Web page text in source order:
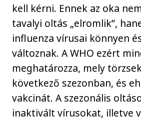
kell kérni. Ennek az oka
tavalyi oltás „elromlik”,
influenza vírusai könnyen
változnak. A WHO ezért
meghatározza, mely
következő szezonban, és
vakcinát. A szezonális
inaktivált vírusokat, illetve